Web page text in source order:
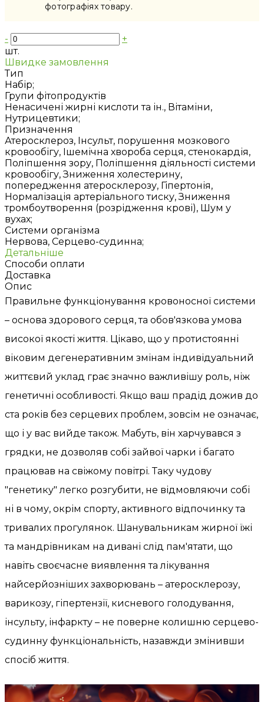
фотографіях товару.
-
+
шт.
Швидке замовлення
Тип
Набір;
Групи фітопродуктів
Ненасичені жирні кислоти та ін., Вітаміни,
Нутрицевтики;
Призначення
Атеросклероз, Інсульт, порушення мозкового
кровообігу, Ішемічна хвороба серця, стенокардія,
Поліпшення зору, Поліпшення діяльності системи
кровообігу, Зниження холестерину,
попередження атеросклерозу, Гіпертонія,
Нормалізація артеріального тиску, Зниження
тромбоутворення (розрідження крові), Шум у
вухах;
Системи організма
Нервова, Серцево-судинна;
Детальніше
Способи оплати
Доставка
Опис
Правильне функціонування кровоносної системи
– основа здорового серця, та обов'язкова умова
високої якості життя. Цікаво, що у протистоянні
віковим дегенеративним змінам індивідуальний
життєвий уклад грає значно важливішу роль, ніж
генетичні особливості. Якщо ваш прадід дожив до
ста років без серцевих проблем, зовсім не означає,
що і у вас вийде також. Мабуть, він харчувався з
грядки, не дозволяв собі зайвої чарки і багато
працював на свіжому повітрі. Таку чудову
"генетику" легко розгубити, не відмовляючи собі
ні в чому, окрім спорту, активного відпочинку та
тривалих прогулянок. Шанувальникам жирної їжі
та мандрівникам на дивані слід пам'ятати, що
навіть своєчасне виявлення та лікування
найсерйозніших захворювань – атеросклерозу,
варикозу, гіпертензії, кисневого голодування,
інсульту, інфаркту – не поверне колишню серцево-
судинну функціональність, назавжди змінивши
спосіб життя.